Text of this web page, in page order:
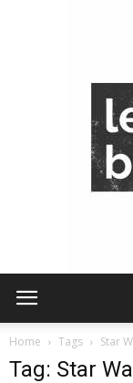
Home Tags Star
Tag: Star